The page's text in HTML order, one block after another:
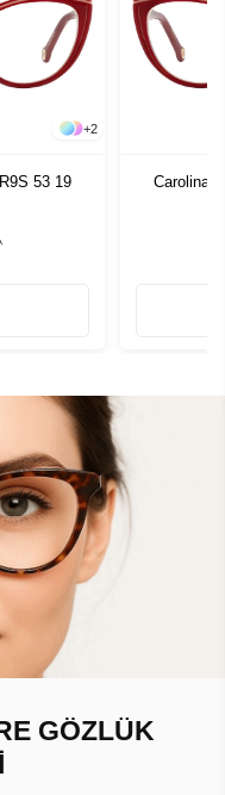
+2
53 19
Carolina
GÖZLÜK